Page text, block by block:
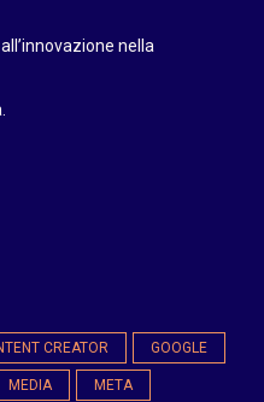
nella
CREATOR GOOGLE
MEDIA META